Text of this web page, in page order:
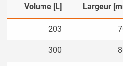
Volume [L]
203
300
Largeur